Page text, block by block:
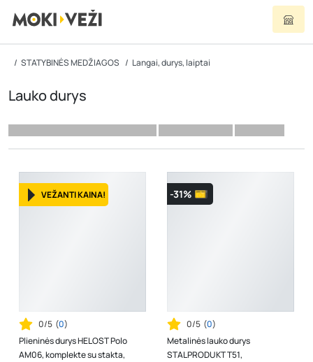
STATYBINĖS MEDŽIAGOS Langai, durys, laiptai
Lauko durys
VEŽANTI KAINA!
0/5 (0)
Plieninės durys HELOST Polo
AM06, komplekte su stakta,
-31%
0/5 (0)
Metalinės lauko durys
STALPRODUKT T51,